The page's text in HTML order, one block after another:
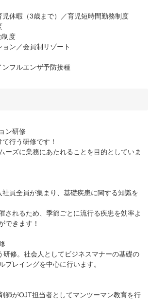
児休暇（3歳まで）／育児短時間勤務制度
制度
ン／会員制リゾート
ンフルエンザ予防接種
ン研修
行う研修です！
ーズに業務にあたれることを目的としていま
員全員が集まり、基礎疾患に関する知識を
されるため、季節ごとに流行る疾患を効率よ
できます！
研修。社会人としてビジネスマナーの基礎の
プレイングを中心に行います。
師がOJT担当者としてマンツーマン教育を行